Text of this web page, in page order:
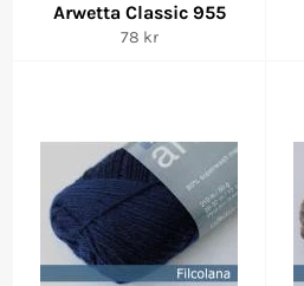
Arwetta Classic 955
Vanlig
78 kr